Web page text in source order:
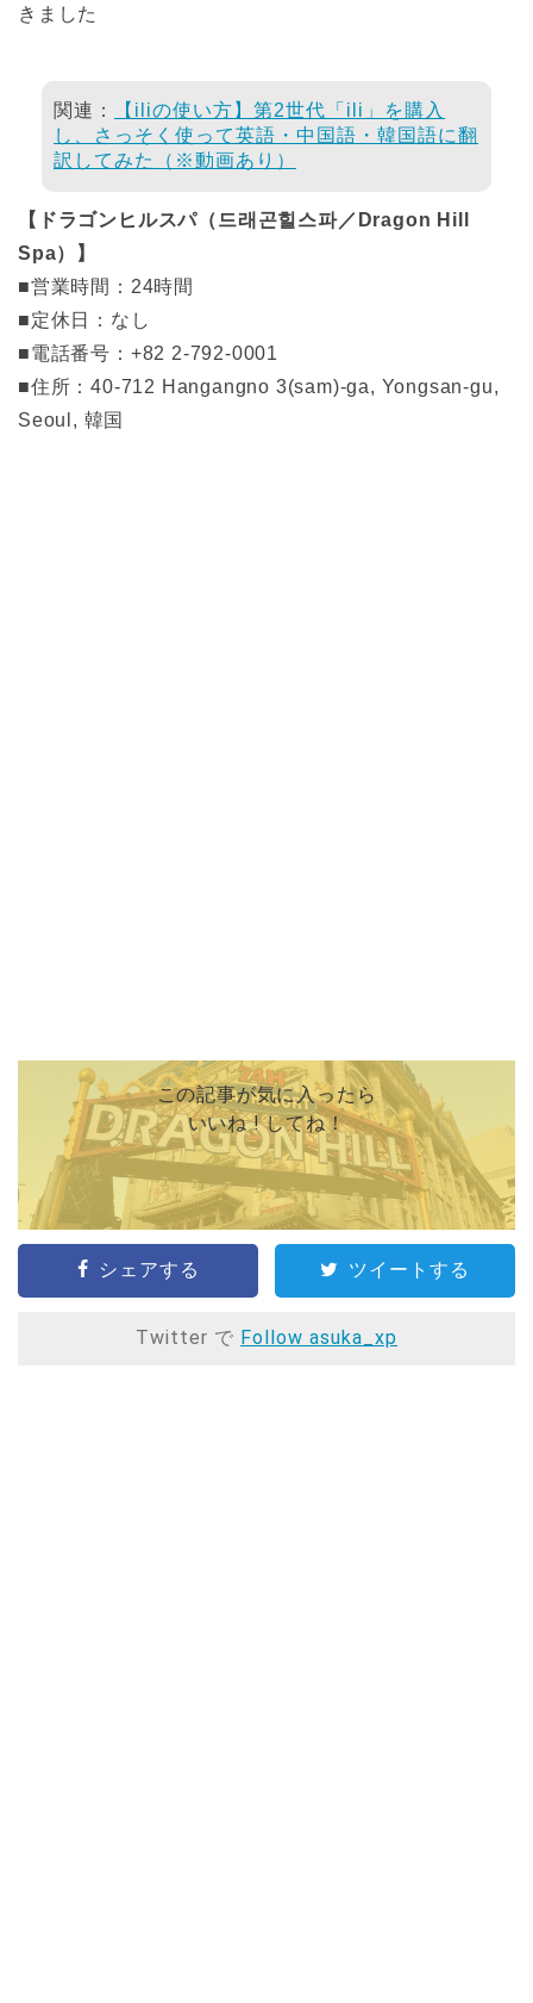
きました
関連：
【iliの使い方】第2世代「ili」を購入
し、さっそく使って英語・中国語・韓国語に翻
訳してみた（※動画あり）
【ドラゴンヒルスパ（드래곤힐스파／Dragon Hill
Spa）】
■営業時間：24時間
■定休日：なし
■電話番号：+82 2-792-0001
■住所：40-712 Hangangno 3(sam)-ga, Yongsan-gu,
Seoul, 韓国
この記事が気に入ったら
いいね ! してね！
シェアする ツイートする
Twitter で Follow asuka_xp